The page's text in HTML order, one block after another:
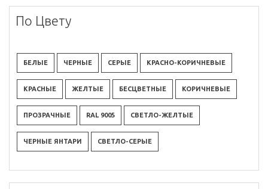
По Цвету
БЕЛЫЕ ЧЕРНЫЕ СЕРЫЕ КРАСНО-КОРИЧНЕВЫЕ
КРАСНЫЕ ЖЕЛТЫЕ БЕСЦВЕТНЫЕ КОРИЧНЕВЫЕ
ПРОЗРАЧНЫЕ RAL 9005 СВЕТЛО-ЖЕЛТЫЕ
ЧЕРНЫЕ ЯНТАРИ СВЕТЛО-СЕРЫЕ